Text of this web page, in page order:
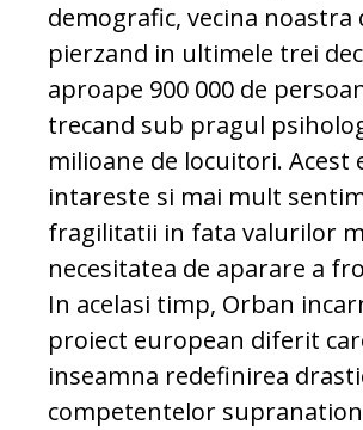
demografic, vecina noastra
pierzand in ultimele trei
aproape 900 000 de
trecand sub pragul
milioane de locuitori. Acest
intareste si mai mult
fragilitatii in fata valurilor
necesitatea de aparare a
In acelasi timp, Orban
proiect european diferit
inseamna redefinirea
competentelor